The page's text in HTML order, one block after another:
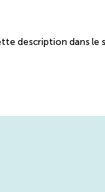
description dans le